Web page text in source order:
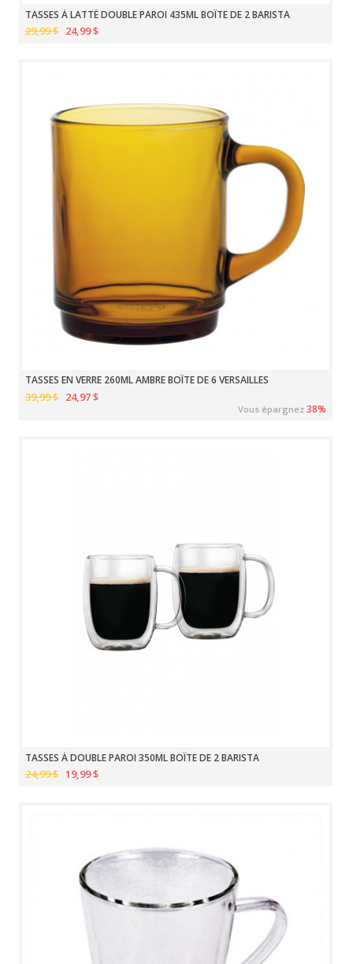
TASSES À LATTÉ DOUBLE PAROI 435ML BOÎTE DE 2 BARISTA
29,99 $ 24,99 $
TASSES EN VERRE 260ML AMBRE BOÎTE DE 6 VERSAILLES
39,99 $ 24,97 $
Vous épargnez38%
TASSES À DOUBLE PAROI 350ML BOÎTE DE 2 BARISTA
24,99 $ 19,99 $